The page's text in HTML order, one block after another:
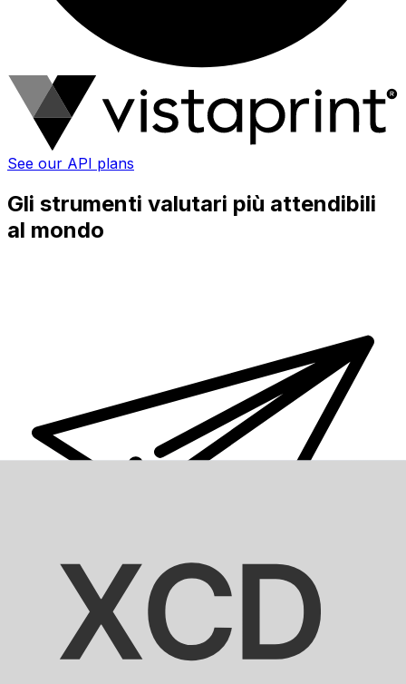
See our API plans
Gli strumenti valutari più attendibili
al mondo